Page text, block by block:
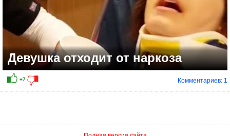
Девушка отходит от наркоза
Комментариев: 1